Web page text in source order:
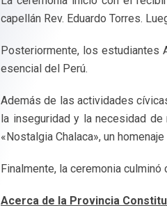
capellán Rev. Eduardo Torres.
Posteriormente, los estudiantes
esencial del Perú.
Además de las actividades
la inseguridad y la necesidad
«Nostalgia Chalaca», un
Finalmente, la ceremonia
Acerca de la Provincia